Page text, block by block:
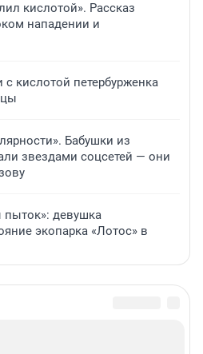
кислотой». Рассказ
нападении и
кислотой петербурженка
Бабушки из
звездами соцсетей — они
девушка
экопарка «Лотос» в